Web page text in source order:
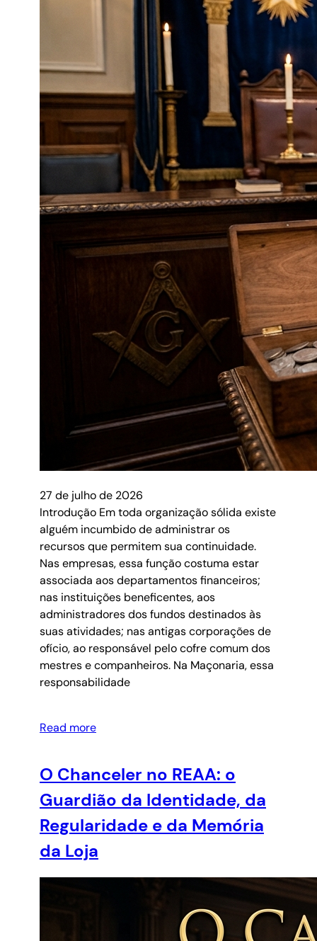
27 de julho de 2026
Introdução Em toda organização sólida existe
alguém incumbido de administrar os
recursos que permitem sua continuidade.
Nas empresas, essa função costuma estar
associada aos departamentos financeiros;
nas instituições beneficentes, aos
administradores dos fundos destinados às
suas atividades; nas antigas corporações de
ofício, ao responsável pelo cofre comum dos
mestres e companheiros. Na Maçonaria, essa
responsabilidade
Read more
O Chanceler no REAA: o
Guardião da Identidade, da
Regularidade e da Memória
da Loja